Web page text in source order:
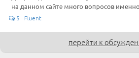
на данном сайте много вопросов
5 Fluent
перейти к